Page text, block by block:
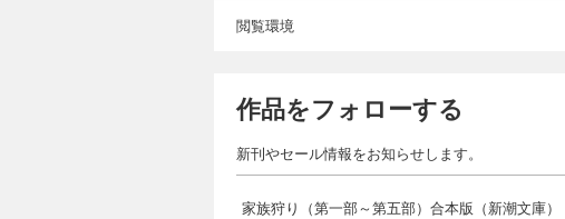
閲覧環境
作品をフォローする
新刊やセール情報をお知らせします。
家族狩り（第一部～第五部）合本版（新潮文庫）